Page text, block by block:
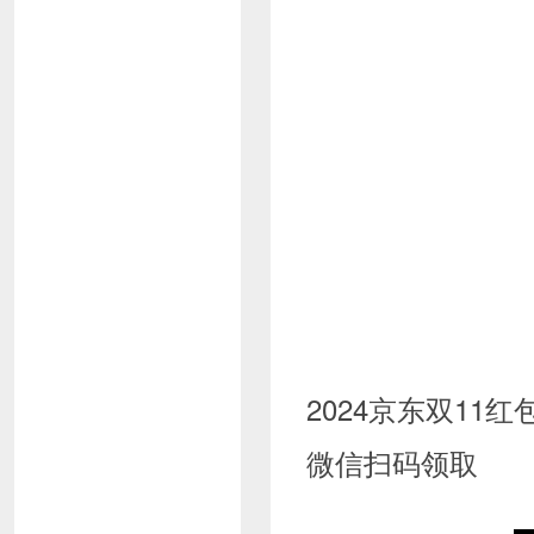
2024京东双11红
微信扫码领取